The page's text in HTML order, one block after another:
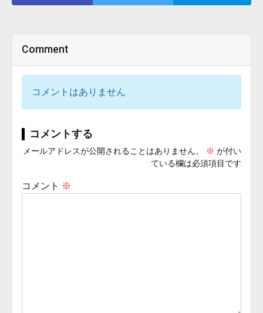
Comment
コメントはありません
コメントする
メールアドレスが公開されることはありません。 ※ が付い
ている欄は必須項目です
コメント ※